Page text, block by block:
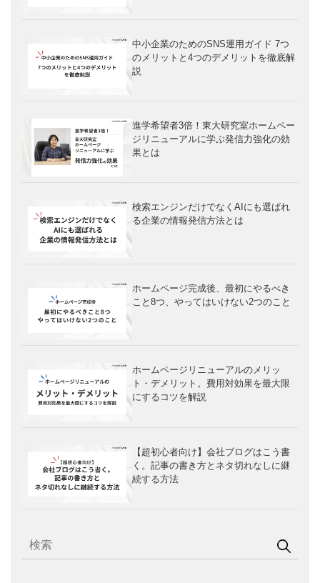
中小企業のためのSNS運用ガイド 7つ
のメリットと4つのデメリットを徹底解
説
進学希望者3倍！東大研究室ホームペー
ジリニューアルに学ぶ発信力強化の効
果とは
検索エンジンだけでなくAIにも選ばれ
る企業の情報発信方法とは
ホームページ完成後、最初にやるべき
こと8つ、やってはいけない2つのこと
ホームページリニューアルのメリッ
ト・デメリット。費用対効果を最大限
にするコツを解説
【超初心者向け】会社ブログはこう書
く。記事の書き方とネタ切れなしに継
続する方法